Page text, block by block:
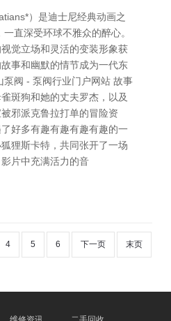
）是迪士尼经典动画之
直深受环球不雅众的醉心。
觉立场和灵活的变装形象获
事和幽默的情节成为一代东
泵阀 - 泵阀行业门户网站 故事
斑狗和她的丈夫罗杰，以及
邪派克鲁拉打单的冒险资
好多有趣有趣有趣有趣的一
狸斯卡特，共同张开了一场
片中充满活力的音
4 5 6 下一页 末页